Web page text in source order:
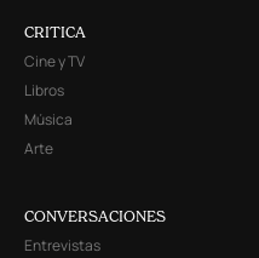
CRITICA
Cine y TV
Libros
Música
Arte
CONVERSACIONES
Entrevistas